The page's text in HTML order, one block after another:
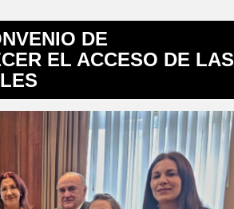
DE
EL ACCESO DE LAS